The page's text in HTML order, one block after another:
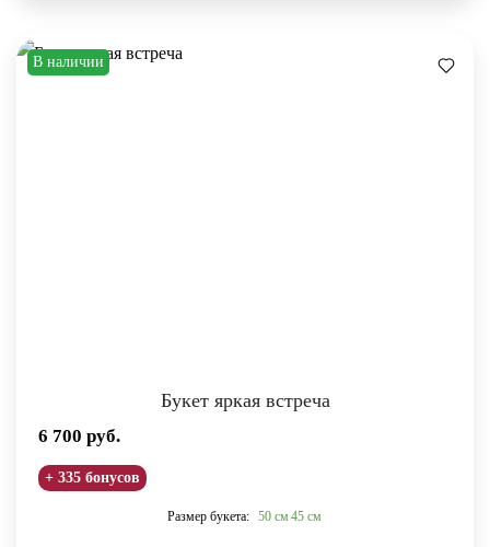
В наличии
Букет яркая встреча
6 700 руб.
+ 335 бонусов
Размер букета: 50 см 45 см